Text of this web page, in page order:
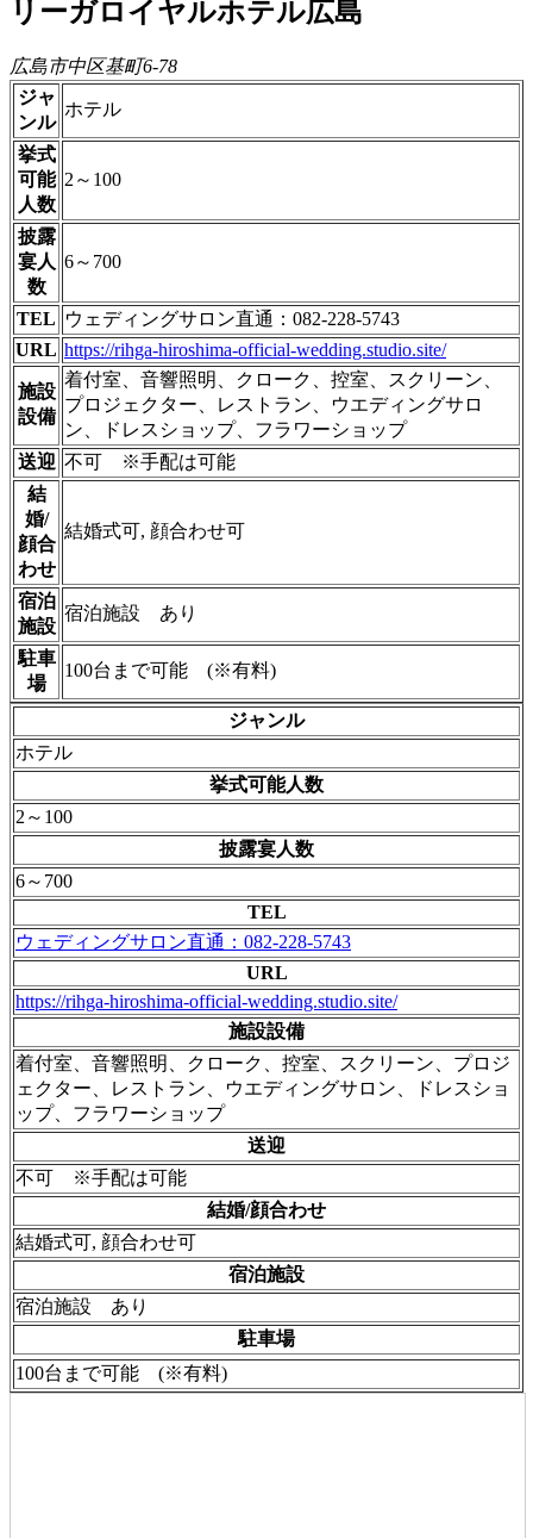
リーガロイヤルホテル広島
広島市中区基町6-78
ジャ
ンル
ホテル
挙式
可能
人数
2～100
披露
宴人
数
6～700
TEL ウェディングサロン直通：082-228-5743
URL https://rihga-hiroshima-official-wedding.studio.site/
施設
設備
着付室、音響照明、クローク、控室、スクリーン、
プロジェクター、レストラン、ウエディングサロ
ン、ドレスショップ、フラワーショップ
送迎 不可 ※手配は可能
結
婚/
顔合
わせ
結婚式可, 顔合わせ可
宿泊
施設
宿泊施設 あり
駐車
場
100台まで可能 (※有料)
ジャンル
ホテル
挙式可能人数
2～100
披露宴人数
6～700
TEL
ウェディングサロン直通：082-228-5743
URL
https://rihga-hiroshima-official-wedding.studio.site/
施設設備
着付室、音響照明、クローク、控室、スクリーン、プロジ
ェクター、レストラン、ウエディングサロン、ドレスショ
ップ、フラワーショップ
送迎
不可 ※手配は可能
結婚/顔合わせ
結婚式可, 顔合わせ可
宿泊施設
宿泊施設 あり
駐車場
100台まで可能 (※有料)